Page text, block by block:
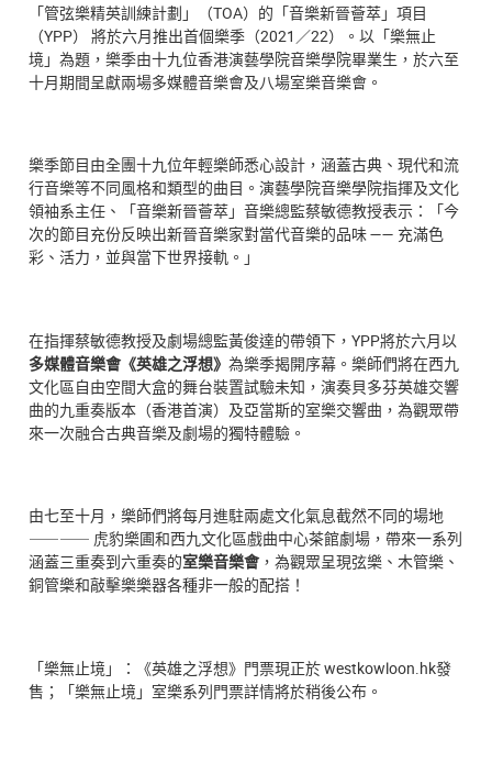
「管弦樂精英訓練計劃」（TOA）的「音樂新晉薈萃」項目
（YPP） 將於六月推出首個樂季（2021／22）。以「樂無止
境」為題，樂季由十九位香港演藝學院音樂學院畢業生，於六至
十月期間呈獻兩場多媒體音樂會及八場室樂音樂會。
樂季節目由全團十九位年輕樂師悉心設計，涵蓋古典、現代和流
行音樂等不同風格和類型的曲目。演藝學院音樂學院指揮及文化
領袖系主任、「音樂新晉薈萃」音樂總監蔡敏德教授表示：「今
次的節目充份反映出新晉音樂家對當代音樂的品味 —— 充滿色
彩、活力，並與當下世界接軌。」
在指揮蔡敏德教授及劇場總監黃俊達的帶領下，YPP將於六月以
多媒體音樂會《英雄之浮想》 為樂季揭開序幕。樂師們將在西九
文化區自由空間大盒的舞台裝置試驗未知，演奏貝多芬英雄交響
曲的九重奏版本（香港首演）及亞當斯的室樂交響曲，為觀眾帶
來一次融合古典音樂及劇場的獨特體驗。
由七至十月，樂師們將每月進駐兩處文化氣息截然不同的場地
⸺⸺ 虎豹樂圃和西九文化區戲曲中心茶館劇場，帶來一系列
涵蓋三重奏到六重奏的室樂音樂會，為觀眾呈現弦樂、木管樂、
銅管樂和敲擊樂樂器各種非一般的配搭！
「樂無止境」：《英雄之浮想》門票現正於 westkowloon.hk發
售；「樂無止境」室樂系列門票詳情將於稍後公布。